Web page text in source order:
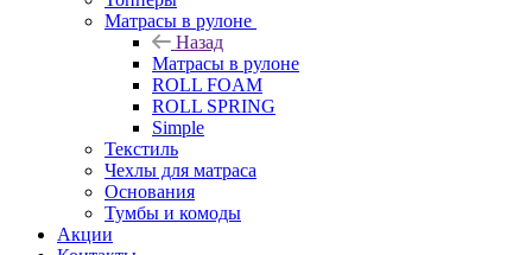
Матрасы в рулоне
Назад
Матрасы в рулоне
ROLL FOAM
ROLL SPRING
Simple
Текстиль
Чехлы для матраса
Основания
Тумбы и комоды
Акции